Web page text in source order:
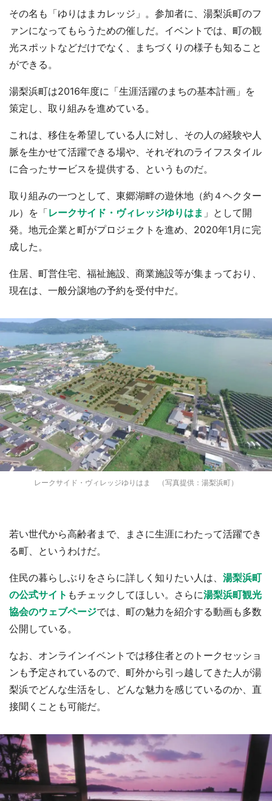
その名も「ゆりはまカレッジ」。参加者に、湯梨浜町のフ
ァンになってもらうための催しだ。イベントでは、町の観
光スポットなどだけでなく、まちづくりの様子も知ること
ができる。
湯梨浜町は2016年度に「生涯活躍のまちの基本計画」を
策定し、取り組みを進めている。
これは、移住を希望している人に対し、その人の経験や人
脈を生かせて活躍できる場や、それぞれのライフスタイル
に合ったサービスを提供する、というものだ。
取り組みの一つとして、東郷湖畔の遊休地（約４ヘクター
ル）を「レークサイド・ヴィレッジゆりはま 」として開
発。地元企業と町がプロジェクトを進め、2020年1月に完
成した。
住居、町営住宅、福祉施設、商業施設等が集まっており、
現在は、一般分譲地の予約を受付中だ。
レークサイド・ヴィレッジゆりはま （写真提供：湯梨浜町）
若い世代から高齢者まで、まさに生涯にわたって活躍でき
る町、というわけだ。
住民の暮らしぶりをさらに詳しく知りたい人は、 湯梨浜町
の公式サイト もチェックしてほしい。さらに湯梨浜町観光
協会のウェブページでは、町の魅力を紹介する動画も多数
公開している。
なお、オンラインイベントでは移住者とのトークセッショ
ンも予定されているので、町外から引っ越してきた人が湯
梨浜でどんな生活をし、どんな魅力を感じているのか、直
接聞くことも可能だ。